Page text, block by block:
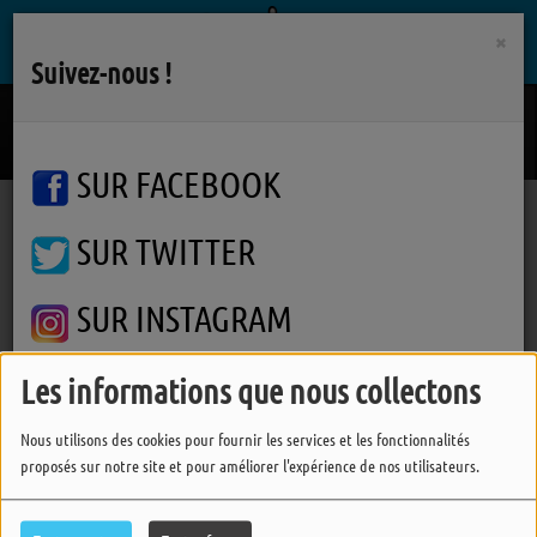
Les informations que nous collectons
Nous utilisons des cookies pour fournir les services et les fonctionnalités
proposés sur notre site et pour améliorer l'expérience de nos utilisateurs.
Podcasts Parlons-en Parlons-en
Parlons-en
×
Suivez-nous !
SUR FACEBOOK
SUR TWITTER
SUR INSTAGRAM
FERMER